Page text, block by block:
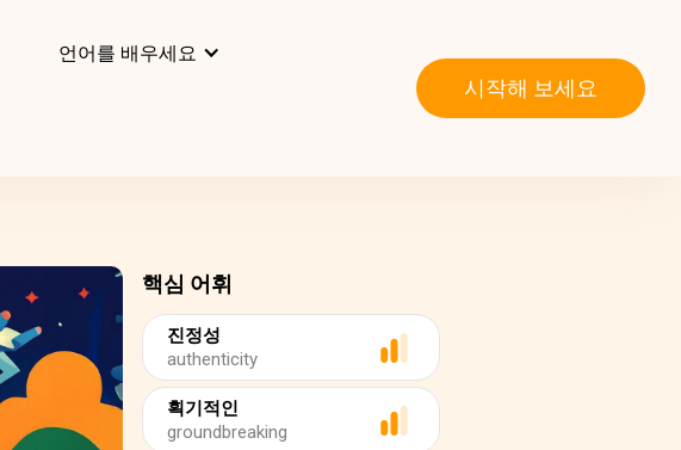
언어를 배우세요
시작해 보세요
핵심 어휘
진정성
authenticity
획기적인
groundbreaking